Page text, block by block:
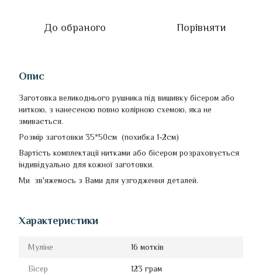
До обраного Порівняти
Опис
Заготовка великоднього рушника під вишивку бісером або
ниткою, з нанесеною повно колірною схемою, яка не
змивається.
Розмір заготовки 35*50см (похибка 1-2см)
Вартість комплектації нитками або бісером розраховується
індивідуально для кожної заготовки.
Ми зв'яжемось з Вами для узгодження деталей.
Характеристики
Муліне 16 мотків
Бісер 123 грам